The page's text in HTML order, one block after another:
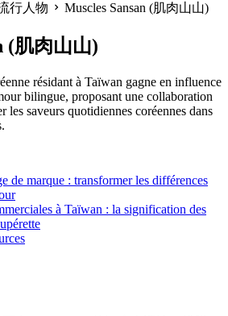
行人物 Muscles Sansan (肌肉山山)
(肌肉山山)
résidant à Taïwan gagne en influence
bilingue, proposant une collaboration
saveurs quotidiennes coréennes dans
de marque : transformer les différences
à Taïwan : la signification des